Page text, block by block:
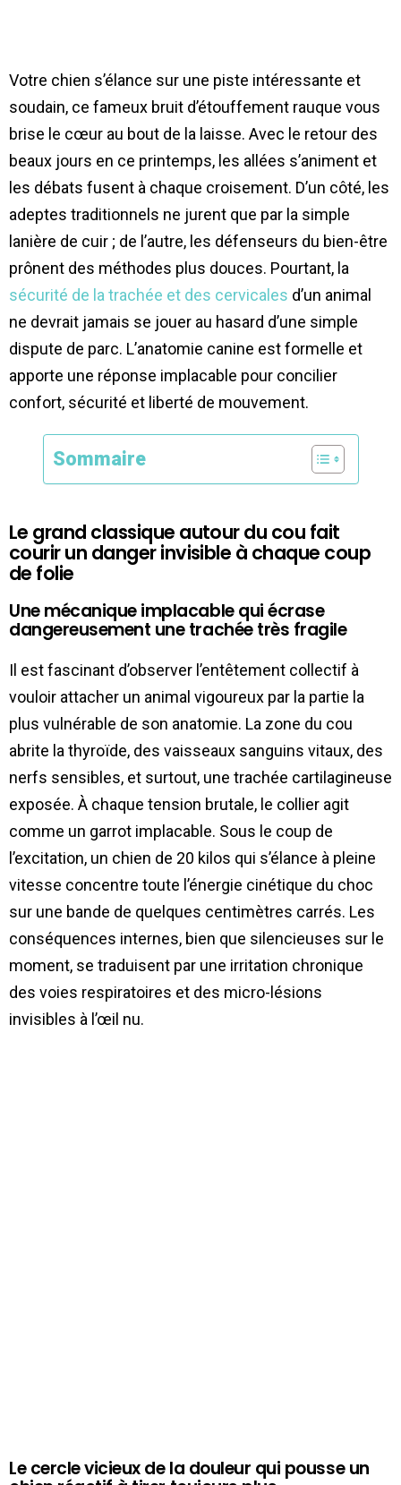
Votre chien s’élance sur une piste intéressante et
soudain, ce fameux bruit d’étouffement rauque vous
brise le cœur au bout de la laisse. Avec le retour des
beaux jours en ce printemps, les allées s’animent et
les débats fusent à chaque croisement. D’un côté, les
adeptes traditionnels ne jurent que par la simple
lanière de cuir ; de l’autre, les défenseurs du bien-être
prônent des méthodes plus douces. Pourtant, la
sécurité de la trachée et des cervicales d’un animal
ne devrait jamais se jouer au hasard d’une simple
dispute de parc. L’anatomie canine est formelle et
apporte une réponse implacable pour concilier
confort, sécurité et liberté de mouvement.
Sommaire
Le grand classique autour du cou fait
courir un danger invisible à chaque coup
de folie
Une mécanique implacable qui écrase
dangereusement une trachée très fragile
Il est fascinant d’observer l’entêtement collectif à
vouloir attacher un animal vigoureux par la partie la
plus vulnérable de son anatomie. La zone du cou
abrite la thyroïde, des vaisseaux sanguins vitaux, des
nerfs sensibles, et surtout, une trachée cartilagineuse
exposée. À chaque tension brutale, le collier agit
comme un garrot implacable. Sous le coup de
l’excitation, un chien de 20 kilos qui s’élance à pleine
vitesse concentre toute l’énergie cinétique du choc
sur une bande de quelques centimètres carrés. Les
conséquences internes, bien que silencieuses sur le
moment, se traduisent par une irritation chronique
des voies respiratoires et des micro-lésions
invisibles à l’œil nu.
Le cercle vicieux de la douleur qui pousse un